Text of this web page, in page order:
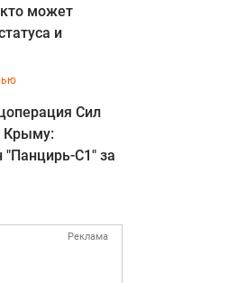
может
и
Сил
Крыму:
"Панцирь-С1" за
Реклама